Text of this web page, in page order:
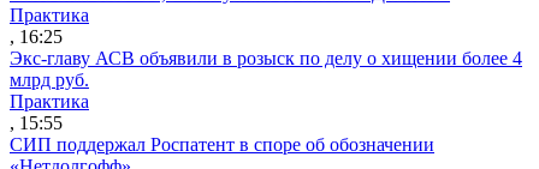
Практика
, 16:25
Экс-главу АСВ объявили в розыск по делу о хищении более 4
млрд руб.
Практика
, 15:55
СИП поддержал Роспатент в споре об обозначении